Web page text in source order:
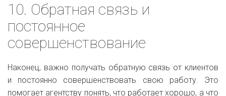
10. Обратная связь и
постоянное
совершенствование
Наконец, важно получать обратную связь от клиентов
и постоянно совершенствовать свою работу. Это
помогает агентству понять, что работает хорошо, а что